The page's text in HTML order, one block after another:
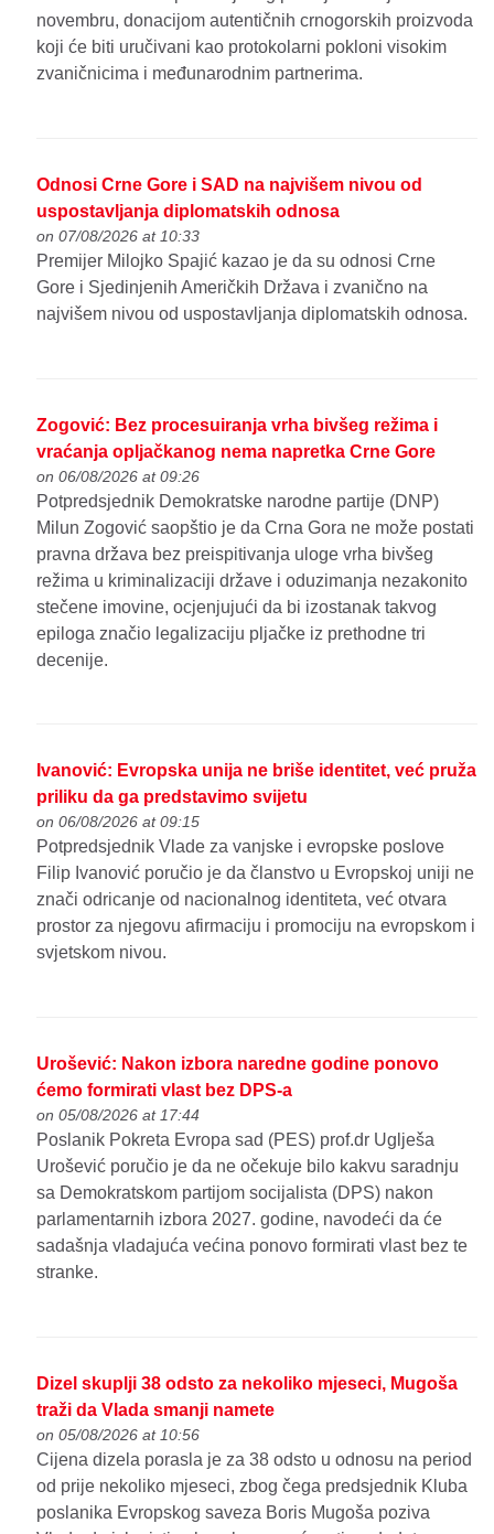
novembru, donacijom autentičnih crnogorskih proizvoda
koji će biti uručivani kao protokolarni pokloni visokim
zvaničnicima i međunarodnim partnerima.
Odnosi Crne Gore i SAD na najvišem nivou od
uspostavljanja diplomatskih odnosa
on 07/08/2026 at 10:33
Premijer Milojko Spajić kazao je da su odnosi Crne
Gore i Sjedinjenih Američkih Država i zvanično na
najvišem nivou od uspostavljanja diplomatskih odnosa.
Zogović: Bez procesuiranja vrha bivšeg režima i
vraćanja opljačkanog nema napretka Crne Gore
on 06/08/2026 at 09:26
Potpredsjednik Demokratske narodne partije (DNP)
Milun Zogović saopštio je da Crna Gora ne može postati
pravna država bez preispitivanja uloge vrha bivšeg
režima u kriminalizaciji države i oduzimanja nezakonito
stečene imovine, ocjenjujući da bi izostanak takvog
epiloga značio legalizaciju pljačke iz prethodne tri
decenije.
Ivanović: Evropska unija ne briše identitet, već pruža
priliku da ga predstavimo svijetu
on 06/08/2026 at 09:15
Potpredsjednik Vlade za vanjske i evropske poslove
Filip Ivanović poručio je da članstvo u Evropskoj uniji ne
znači odricanje od nacionalnog identiteta, već otvara
prostor za njegovu afirmaciju i promociju na evropskom i
svjetskom nivou.
Urošević: Nakon izbora naredne godine ponovo
ćemo formirati vlast bez DPS-a
on 05/08/2026 at 17:44
Poslanik Pokreta Evropa sad (PES) prof.dr Uglješa
Urošević poručio je da ne očekuje bilo kakvu saradnju
sa Demokratskom partijom socijalista (DPS) nakon
parlamentarnih izbora 2027. godine, navodeći da će
sadašnja vladajuća većina ponovo formirati vlast bez te
stranke.
Dizel skuplji 38 odsto za nekoliko mjeseci, Mugoša
traži da Vlada smanji namete
on 05/08/2026 at 10:56
Cijena dizela porasla je za 38 odsto u odnosu na period
od prije nekoliko mjeseci, zbog čega predsjednik Kluba
poslanika Evropskog saveza Boris Mugoša poziva